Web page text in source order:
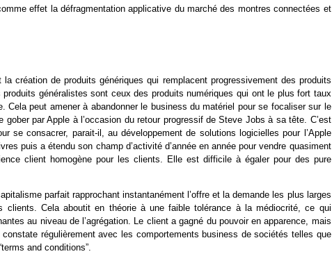
effet la défragmentation applicative du marché des montres connectées et
création de produits génériques qui remplacent progressivement des produits
généralistes sont ceux des produits numériques qui ont le plus fort taux
peut amener à abandonner le business du matériel pour se focaliser sur le
par Apple à l’occasion du retour progressif de Steve Jobs à sa tête. C’est
se consacrer, parait-il, au développement de solutions logicielles pour l’Apple
puis a étendu son champ d’activité d’année en année pour vendre quasiment
client homogène pour les clients. Elle est difficile à égaler pour des pure
parfait rapprochant instantanément l’offre et la demande les plus larges
Cela aboutit en théorie à une faible tolérance à la médiocrité, ce qui
au niveau de l’agrégation. Le client a gagné du pouvoir en apparence, mais
constate régulièrement avec les comportements business de sociétés telles que
and conditions”.